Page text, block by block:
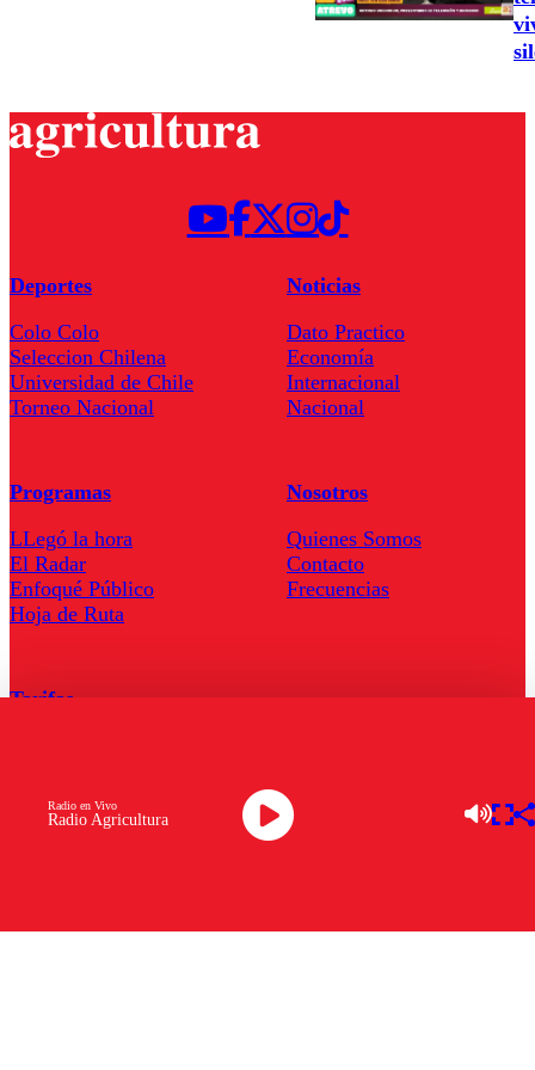
Radio Agricultura
Radio en Vivo
Deportes
Colo Colo
Seleccion Chilena
Universidad de Chile
Torneo Nacional
Noticias
Dato Practico
Economía
Internacional
Nacional
Programas
LLegó la hora
El Radar
Enfoqué Público
Hoja de Ruta
Nosotros
Quienes Somos
Contacto
Frecuencias
Tarifas
Descarga la APP